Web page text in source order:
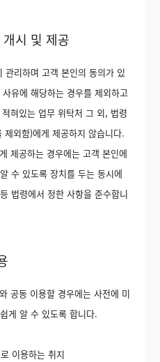
시 및 제공
관리하며 고객 본인의 동의가 있
유에 해당하는 경우를 제외하고
혀있는 업무 위탁처 그 외, 법령
외함)에게 제공하지 않습니다.
제공하는 경우에는 고객 본인에
수 있도록 장치를 두는 동시에
법령에서 정한 사항을 준수합니
공동 이용할 경우에는 사전에 미
게 알 수 있도록 합니다.
이용하는 취지